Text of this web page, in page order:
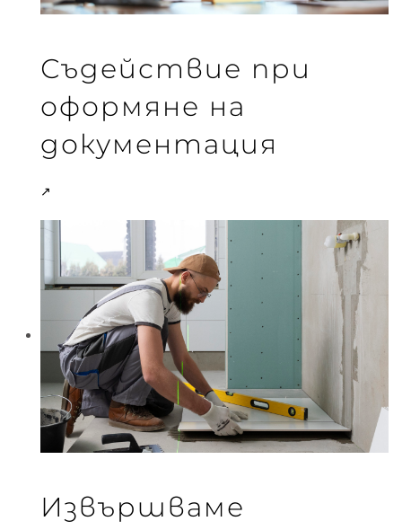
Съдействие при
оформяне на
документация
↗
Извършваме